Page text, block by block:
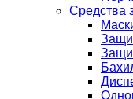
Средства